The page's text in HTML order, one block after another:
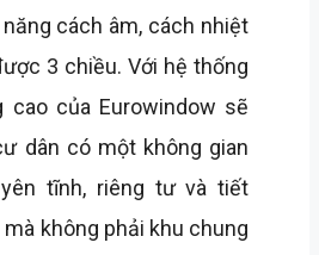
cách âm, cách nhiệt
3 chiều. Với hệ thống
cao của Eurowindow sẽ
dân có một không gian
tĩnh, riêng tư và tiết
không phải khu chung